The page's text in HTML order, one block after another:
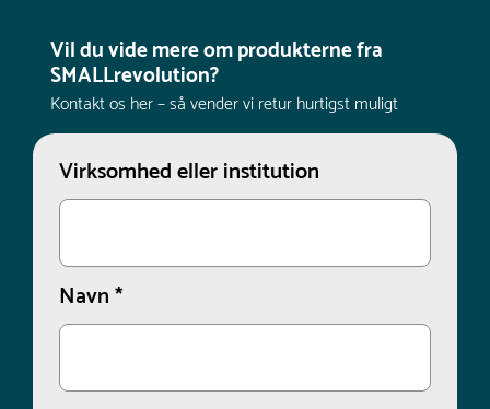
Vil du vide mere om produkterne fra
SMALLrevolution?
Kontakt os her – så vender vi retur hurtigst muligt
Virksomhed eller institution
Navn*